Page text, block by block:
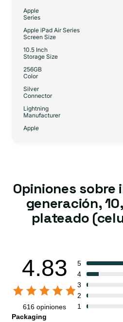
Apple
Series
Apple iPad Air Series
Screen Size
10.5 Inch
Storage Size
256GB
Color
Silver
Connector
Lightning
Manufacturer
Apple
Opiniones sobre
generación,
plateado
4.83
616 opiniones
5
4
3
2
1
Packaging